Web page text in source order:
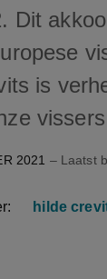
Dit
is
2021 – Laatst
hilde